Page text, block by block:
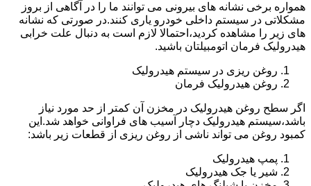
همواره برخی نشانه های بیرونی می توانند ما را در آگاهی از بروز
مشکلاتی در سیستم داخلی خودرو یاری کنند.در صورتی که نشانه
های زیر را مشاهده کردید،احتمالا لازم است به دنبال علت خرابی
هیدرولیک فرمان اتومبیلتان باشید.
روغن ریزی در سیستم هیدرولیک
روغن هیدرولیک فرمان
اگر سطح روغن هیدرولیک در مخزن آن کمتر از حد مورد نیاز
باشد،سیستم هیدرولیک دچار آسیب های فراوانی خواهد شد.این
کمبود روغن می تواند ناشی از روغن ریزی از قطعات زیر باشد:
پمپ هیدرولیک
شیر یا جک هیدرولیک